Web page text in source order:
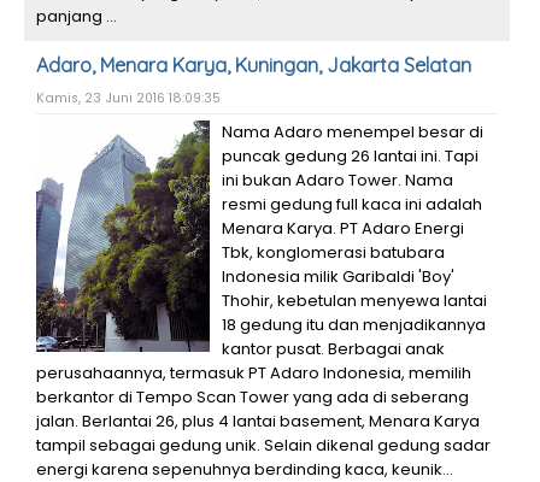
panjang ...
Adaro, Menara Karya, Kuningan, Jakarta Selatan
Kamis, 23 Juni 2016 18:09:35
Nama Adaro menempel besar di
puncak gedung 26 lantai ini. Tapi
ini bukan Adaro Tower. Nama
resmi gedung full kaca ini adalah
Menara Karya. PT Adaro Energi
Tbk, konglomerasi batubara
Indonesia milik Garibaldi 'Boy'
Thohir, kebetulan menyewa lantai
18 gedung itu dan menjadikannya
kantor pusat. Berbagai anak
perusahaannya, termasuk PT Adaro Indonesia, memilih
berkantor di Tempo Scan Tower yang ada di seberang
jalan. Berlantai 26, plus 4 lantai basement, Menara Karya
tampil sebagai gedung unik. Selain dikenal gedung sadar
energi karena sepenuhnya berdinding kaca, keunik...